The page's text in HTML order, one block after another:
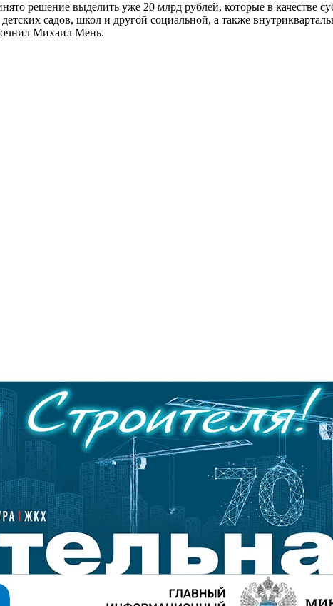
решение выделить уже 20 млрд рублей, которые в качестве
садов, школ и другой социальной, а также
Михаил Мень.